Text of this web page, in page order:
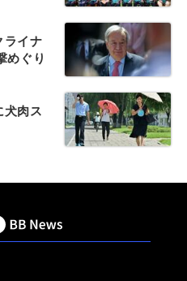
ライナ
めぐり
犬肉ス